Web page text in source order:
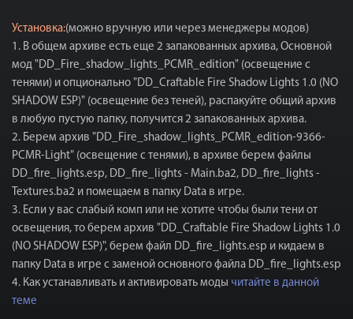
Установка:(можно вручную или через менеджеры модов)
1. В общем архиве есть еще 2 запакованных архива, Основной
мод "DD_Fire_shadow_lights_PCMR_edition" (освещение с
тенями) и опционально "DD_Craftable Fire Shadow Lights 1.0 (NO
SHADOW ESP)" (освещение без теней), распакуйте общий архив
в любую пустую папку, получится 2 запакованных архива.
2. Берем архив "DD_Fire_shadow_lights_PCMR_edition-9366-
PCMR-Light" (освещение с тенями), в архиве берем файлы
DD_fire_lights.esp, DD_fire_lights - Main.ba2, DD_fire_lights -
Textures.ba2 и помещаем в папку Data в игре.
3. Если у вас слабый комп или не хотите чтобы были тени от
освещения, то берем архив "DD_Craftable Fire Shadow Lights 1.0
(NO SHADOW ESP)", берем файл DD_fire_lights.esp и кидаем в
папку Data в игре с заменой основного файла DD_fire_lights.esp
4. Как устанавливать и активировать моды читайте в данной
теме